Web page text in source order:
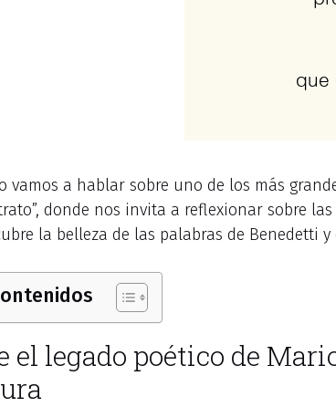
vamos a hablar sobre uno de los más
donde nos invita a reflexionar sobre
la belleza de las palabras de Benedetti
el legado poético de